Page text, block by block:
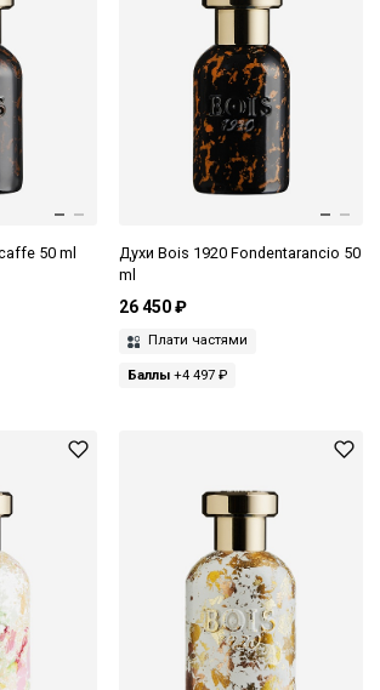
50 ml
Духи Bois 1920 Fondentarancio 50
ml
26 450 ₽
Плати частями
Баллы+4 497 ₽